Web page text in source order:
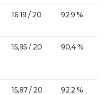
16,19 / 20 92,9 %
15,95 / 20 90,4 %
15,87 / 20 92,2 %